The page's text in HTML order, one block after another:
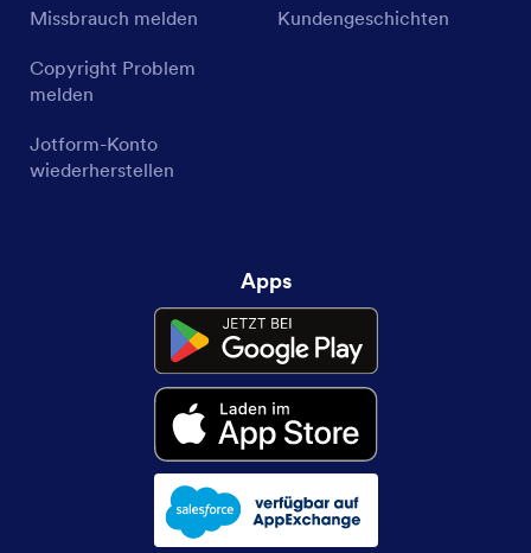
Missbrauch melden
Copyright Problem
melden
Jotform-Konto
wiederherstellen
Kundengeschichten
Apps